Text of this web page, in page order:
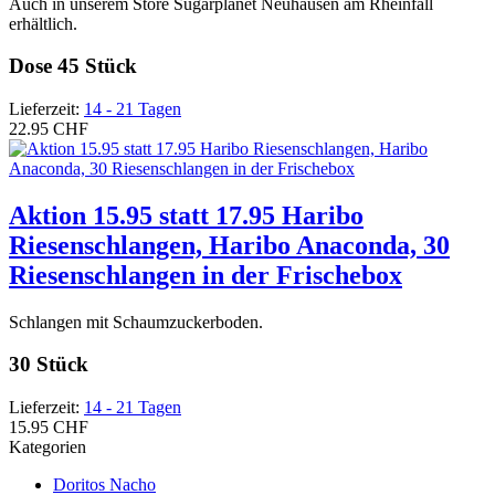
erhältlich.
Dose 45 Stück
Lieferzeit: 14 - 21 Tagen
22.95 CHF
Aktion 15.95 statt 17.95 Haribo
Riesenschlangen, Haribo Anaconda, 30
Riesenschlangen in der Frischebox
Schlangen mit Schaumzuckerboden.
30 Stück
Lieferzeit: 14 - 21 Tagen
15.95 CHF
Kategorien
Doritos Nacho